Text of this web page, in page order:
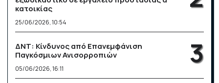
κατοικίας
25/06/2026, 10:54
ΔΝΤ: Κίνδυνος από Επανεμφάνιση
Παγκόσμιων Ανισορροπιών
05/06/2026, 16:11